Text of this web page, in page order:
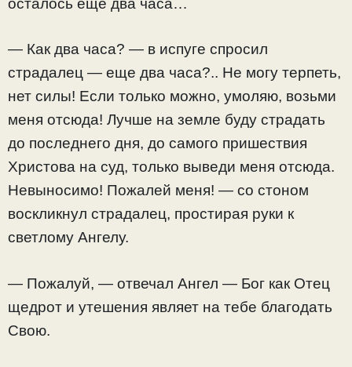
— Как два часа? — в испуге спросил
страдалец — еще два часа?.. Не могу терпеть,
нет силы! Если только можно, умоляю, возьми
меня отсюда! Лучше на земле буду страдать
до последнего дня, до самого пришествия
Христова на суд, только выведи меня отсюда.
Невыносимо! Пожалей меня! — со стоном
воскликнул страдалец, простирая руки к
светлому Ангелу.
— Пожалуй, — отвечал Ангел — Бог как Отец
щедрот и утешения являет на тебе благодать
Свою.